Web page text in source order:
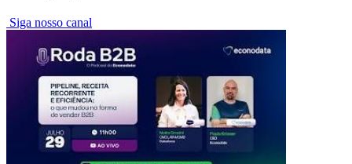
Siga nosso canal